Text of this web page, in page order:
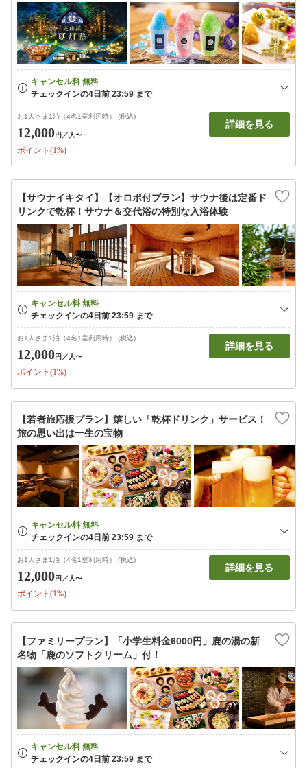
お1人さま1泊（4名1室利用時） (税込)
12,000円 ／人〜
ポイント(1%)
詳細を見る
【サウナイキタイ】【オロポ付プラン】サウナ後は定番ド
リンクで乾杯！サウナ＆交代浴の特別な入浴体験
お1人さま1泊（4名1室利用時） (税込)
12,000円 ／人〜
ポイント(1%)
詳細を見る
【若者旅応援プラン】嬉しい「乾杯ドリンク」サービス！
旅の思い出は一生の宝物
お1人さま1泊（4名1室利用時） (税込)
12,000円 ／人〜
ポイント(1%)
詳細を見る
【ファミリープラン】「小学生料金6000円」鹿の湯の新
名物「鹿のソフトクリーム」付！